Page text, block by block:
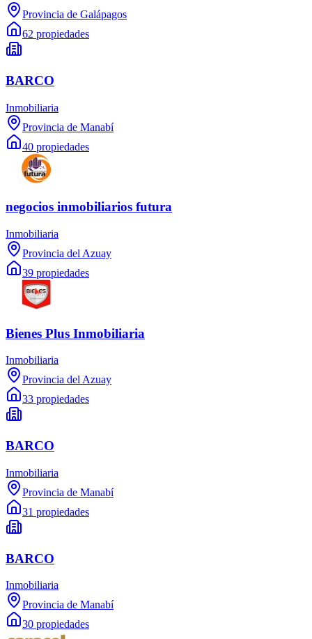
Provincia de Galápagos
62 propiedades
BARCO
Inmobiliaria
Provincia de Manabí
40 propiedades
negocios inmobiliarios futura
Inmobiliaria
Provincia del Azuay
39 propiedades
Bienes Plus Inmobiliaria
Inmobiliaria
Provincia del Azuay
33 propiedades
BARCO
Inmobiliaria
Provincia de Manabí
31 propiedades
BARCO
Inmobiliaria
Provincia de Manabí
30 propiedades